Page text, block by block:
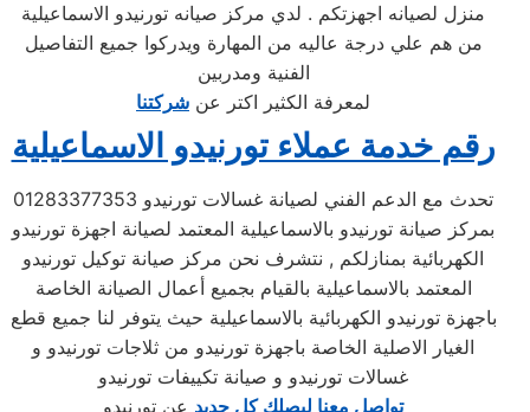
منزل لصيانه اجهزتكم . لدي مركز صيانه تورنيدو الاسماعيلية
من هم علي درجة عاليه من المهارة ويدركوا جميع التفاصيل
الفنية ومدربين
لمعرفة الكثير اكتر عن شركتنا
رقم خدمة عملاء تورنيدو الاسماعيلية
تحدث مع الدعم الفني لصيانة غسالات تورنيدو 01283377353
بمركز صيانة تورنيدو بالاسماعيلية المعتمد لصيانة اجهزة تورنيدو
الكهربائية بمنازلكم , نتشرف نحن مركز صيانة توكيل تورنيدو
المعتمد بالاسماعيلية بالقيام بجميع أعمال الصيانة الخاصة
باجهزة تورنيدو الكهربائية بالاسماعيلية حيث يتوفر لنا جميع قطع
الغيار الاصلية الخاصة باجهزة تورنيدو من ثلاجات تورنيدو و
غسالات تورنيدو و صيانة تكييفات تورنيدو
تواصل معنا ليصلك كل جديد عن تورنيدو